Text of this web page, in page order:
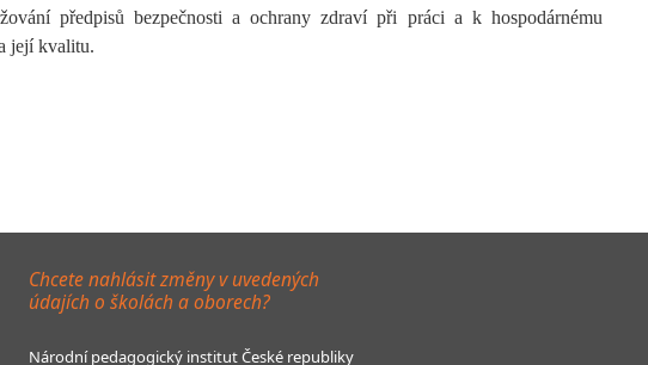
předpisů bezpečnosti a ochrany zdraví při práci a k hospodárnému
její kvalitu.
Chcete nahlásit změny v uvedených
údajích o školách a oborech?
Národní pedagogický institut České republiky